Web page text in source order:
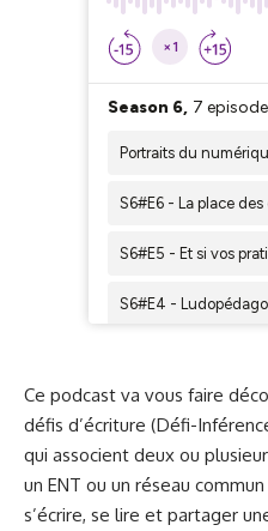
Ce podcast va vous faire
défis d’écriture (Défi-
qui associent deux ou
un ENT ou un réseau
s’écrire, se lire et partager